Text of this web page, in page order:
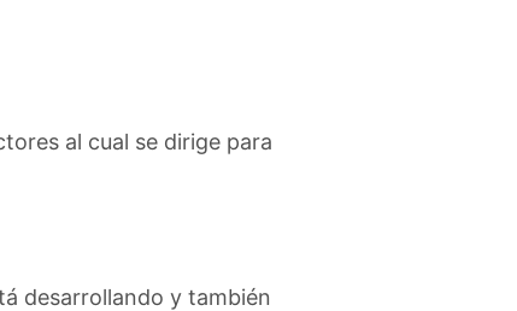
al cual se dirige para
desarrollando y también